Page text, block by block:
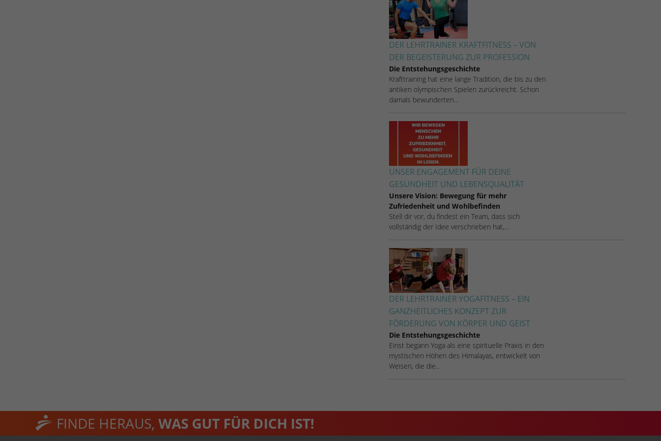
DER LEHRTRAINER KRAFTFITNESS – VON
DER BEGEISTERUNG ZUR PROFESSION
Die Entstehungsgeschichte
Krafttraining hat eine lange Tradition, die bis zu den
antiken olympischen Spielen zurückreicht. Schon
damals bewunderten…
UNSER ENGAGEMENT FÜR DEINE
GESUNDHEIT UND LEBENSQUALITÄT
Unsere Vision: Bewegung für mehr
Zufriedenheit und Wohlbefinden
Stell dir vor, du findest ein Team, dass sich
vollständig der Idee verschrieben hat,…
DER LEHRTRAINER YOGAFITNESS – EIN
GANZHEITLICHES KONZEPT ZUR
FÖRDERUNG VON KÖRPER UND GEIST
Die Entstehungsgeschichte
Einst begann Yoga als eine spirituelle Praxis in den
mystischen Höhen des Himalayas, entwickelt von
Weisen, die die…
FINDE HERAUS, WAS GUT FÜR DICH IST!
Zugang zu geschützten Bereichen gewährt.
weisen eine randoly generierte Nummer zu, um
eindeutige Besucher zu identifizieren.
Besucher eine Website nutzen, und hilft bei der
Erstellung eines Analyseberichts darüber, wie es
der Website geht. Die erhobenen Daten
umfassen die Anzahl der Besucher, die Quelle,
aus der sie stammen, und die Seiten in
Dieser Cookie identifiziert die Besucher nach
Alter, Geschlecht oder Interessen und nutzt dazu
den DoubleClick des Google Tag Manager, um
die gezielte Anzeigenplatzierung zu vereinfachen.